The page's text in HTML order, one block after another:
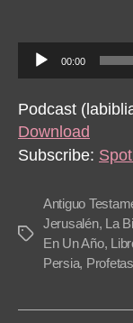
u
d
i
o
a
y
00:00
Podcast
Download
Subscribe:
Tags
Antiguo
Jerusalén, La
En Un Año,
Persia,